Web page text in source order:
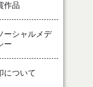
作品
シャルメデ
ー
について